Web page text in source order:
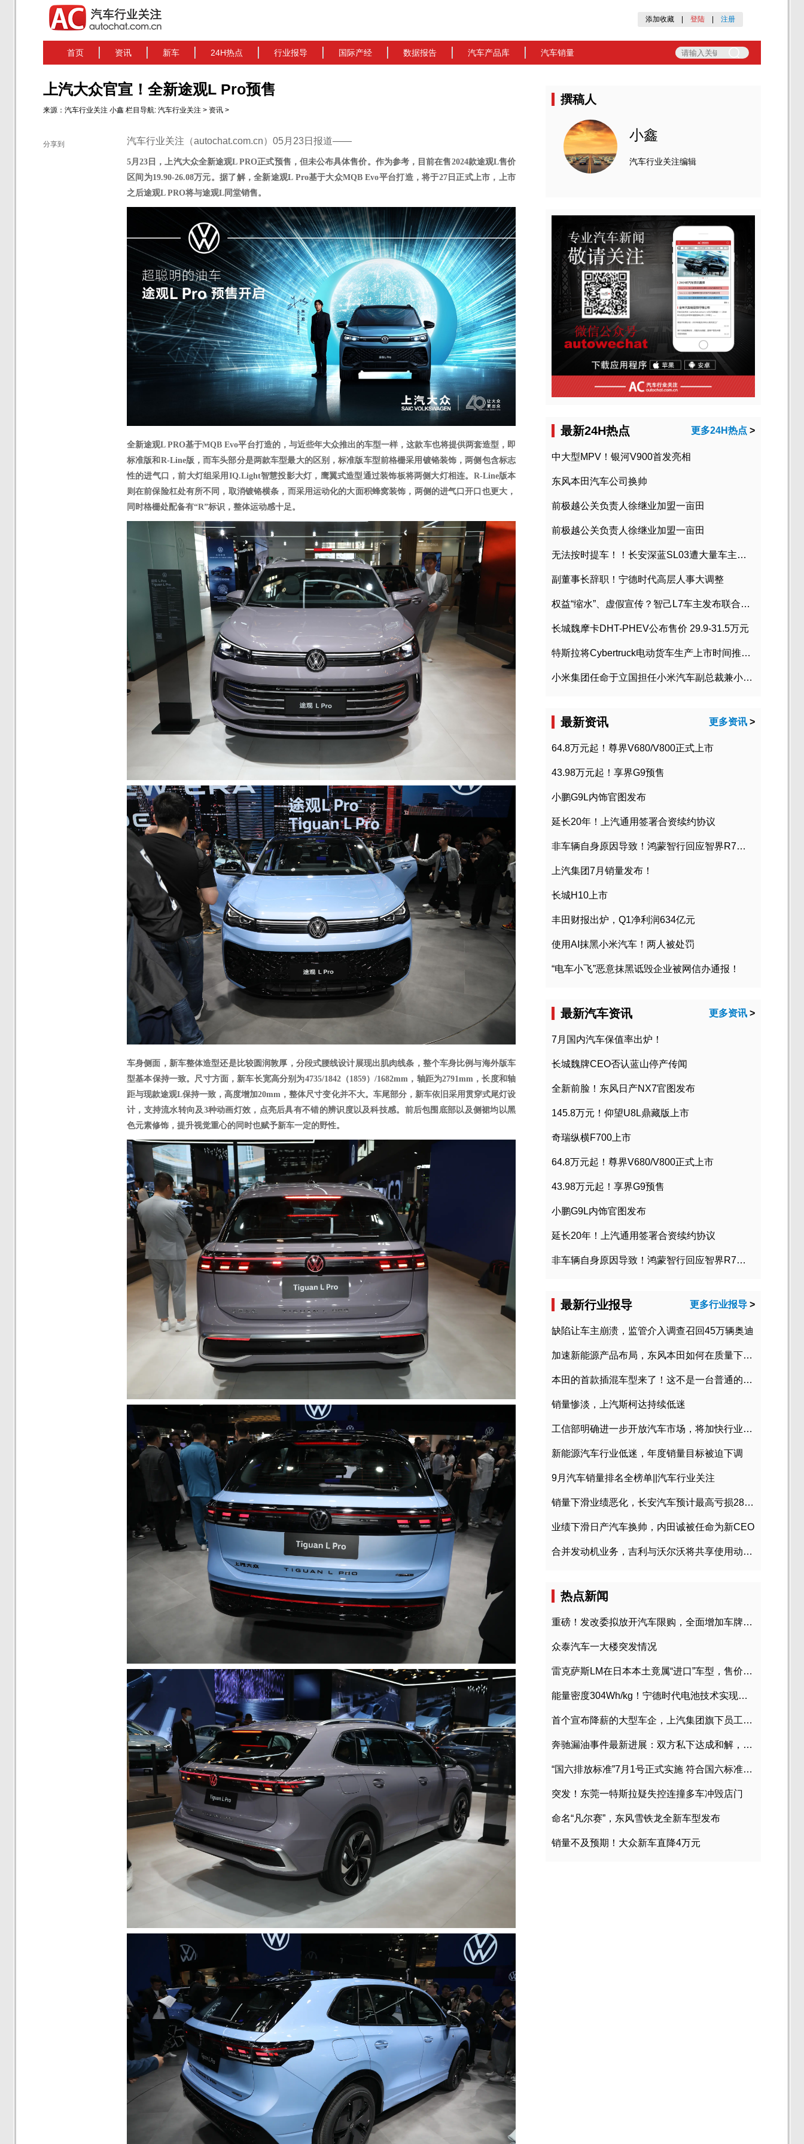
添加收藏 登陆 注册
首页 资讯 新车 24H热点 行业报导 国际产经 数据报告 汽车产品库 汽车销量
上汽大众官宣！全新途观L Pro预售
来源： 汽车行业关注 小鑫 栏目导航: 汽车行业关注 > 资讯 >
分享到 汽车行业关注（autochat.com.cn）05月23日报道——
5月23 日，上汽大众全新途观L PRO正式预售 ，但未公布具体售价。 作为参考， 目前在售2024款途观L售价
区间为19.90-26.08万元。据了解，全新途观L Pro基于大众MQB Evo平台打造，将于27日正式上市，上市
之后途观L PRO将与途观L同堂销售。
全新途观L PRO基于MQB Evo平台打造的，与近些年大众推出的车型一样，这款车也将提供两套造型，即
标准版和R-Line版 ，而车头部分是两款车型最大的区别，标准版车型前格栅采用镀铬装饰，两侧包含标志
性的进气口，前大灯组采用 IQ.Light智慧投影大灯，鹰翼式造型通过装饰板将两侧大灯相连。R-Line版本
则在前保险杠处有所不同，取消镀铬横条，而采用运动化的大面积蜂窝装饰，两侧的进气口开口也更大，
同时格栅处配备有“R”标识，整体运动感十足。
车身侧面，新车整体造型还是比较圆润敦厚，分段式腰线设计展现出肌肉线条，整个车身比例与海外版车
型基本保持一致。尺寸方面，新车长宽高分别为4735/1842（1859）/1682mm，轴距为2791mm，长度和轴
距与现款途观L保持一致，高度增加20mm，整体尺寸变化并不大。车尾部分，新车依旧采用贯穿式尾灯设
计，支持流水转向及3种动画灯效，点亮后具有不错的辨识度以及科技感。前后包围底部以及侧裙均以黑
色元素修饰，提升视觉重心的同时也赋予新车一定的野性。
撰稿人
小鑫
汽车行业关注编辑
最新24H热点 更多24H热点 >
中大型MPV！银河V900首发亮相
东风本田汽车公司换帅
前极越公关负责人徐继业加盟一亩田
前极越公关负责人徐继业加盟一亩田
无法按时提车！！长安深蓝SL03遭大量车主投诉
副董事长辞职！宁德时代高层人事大调整
权益“缩水”、虚假宣传？智己L7车主发布联合维权声明
长城魏摩卡DHT-PHEV公布售价 29.9-31.5万元
特斯拉将Cybertruck电动货车生产上市时间推迟到2023年初
小米集团任命于立国担任小米汽车副总裁兼小米汽车北京总部政委
最新资讯 更多资讯 >
64.8万元起！尊界V680/V800正式上市
43.98万元起！享界G9预售
小鹏G9L内饰官图发布
延长20年！上汽通用签署合资续约协议
非车辆自身原因导致！鸿蒙智行回应智界R7起火事故
上汽集团7月销量发布！
长城H10上市
丰田财报出炉，Q1净利润634亿元
使用AI抹黑小米汽车！两人被处罚
“电车小飞”恶意抹黑诋毁企业被网信办通报！
最新汽车资讯 更多资讯 >
7月国内汽车保值率出炉！
长城魏牌CEO否认蓝山停产传闻
全新前脸！东风日产NX7官图发布
145.8万元！仰望U8L鼎藏版上市
奇瑞纵横F700上市
64.8万元起！尊界V680/V800正式上市
43.98万元起！享界G9预售
小鹏G9L内饰官图发布
延长20年！上汽通用签署合资续约协议
非车辆自身原因导致！鸿蒙智行回应智界R7起火事故
最新行业报导 更多行业报导 >
缺陷让车主崩溃，监管介入调查召回45万辆奥迪
加速新能源产品布局，东风本田如何在质量下转型？
本田的首款插混车型来了！这不是一台普通的CR-V
销量惨淡，上汽斯柯达持续低迷
工信部明确进一步开放汽车市场，将加快行业兼并重组
新能源汽车行业低迷，年度销量目标被迫下调
9月汽车销量排名全榜单||汽车行业关注
销量下滑业绩恶化，长安汽车预计最高亏损28亿元
业绩下滑日产汽车换帅，内田诚被任命为新CEO
合并发动机业务，吉利与沃尔沃将共享使用动力总成
热点新闻
重磅！发改委拟放开汽车限购，全面增加车牌指标
众泰汽车一大楼突发情况
雷克萨斯LM在日本本土竟属“进口”车型，售价2580万日元
能量密度304Wh/kg！宁德时代电池技术实现突破
首个宣布降薪的大型车企，上汽集团旗下员工降薪文件曝光
奔驰漏油事件最新进展：双方私下达成和解，工商已介入调查
“国六排放标准”7月1号正式实施 符合国六标准车型目录一览
突发！东莞一特斯拉疑失控连撞多车冲毁店门
命名“凡尔赛”，东风雪铁龙全新车型发布
销量不及预期！大众新车直降4万元